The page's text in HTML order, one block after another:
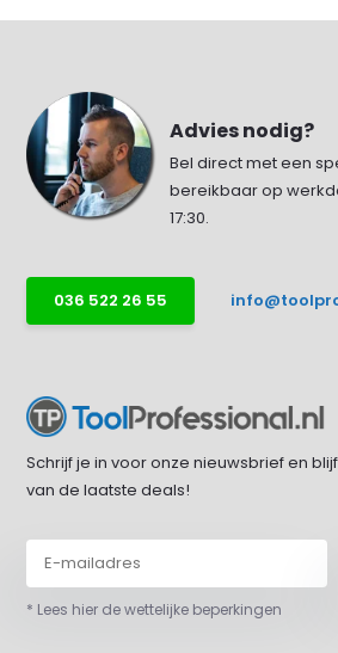
Advies nodig?
Bel direct met een
bereikbaar op
17:30.
036 522 26 55
Schrijf je in voor onze nieuwsbrief en
van de laatste deals!
* Lees hier de wettelijke beperkingen